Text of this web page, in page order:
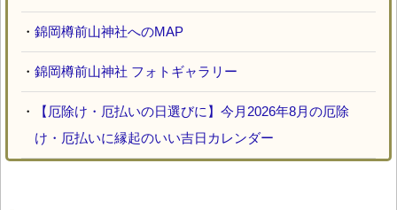
・ 錦岡樽前山神社へのMAP
・ 錦岡樽前山神社 フォトギャラリー
・
【厄除け・厄払いの日選びに】今月2026年8月の厄除
け・厄払いに縁起のいい吉日カレンダー